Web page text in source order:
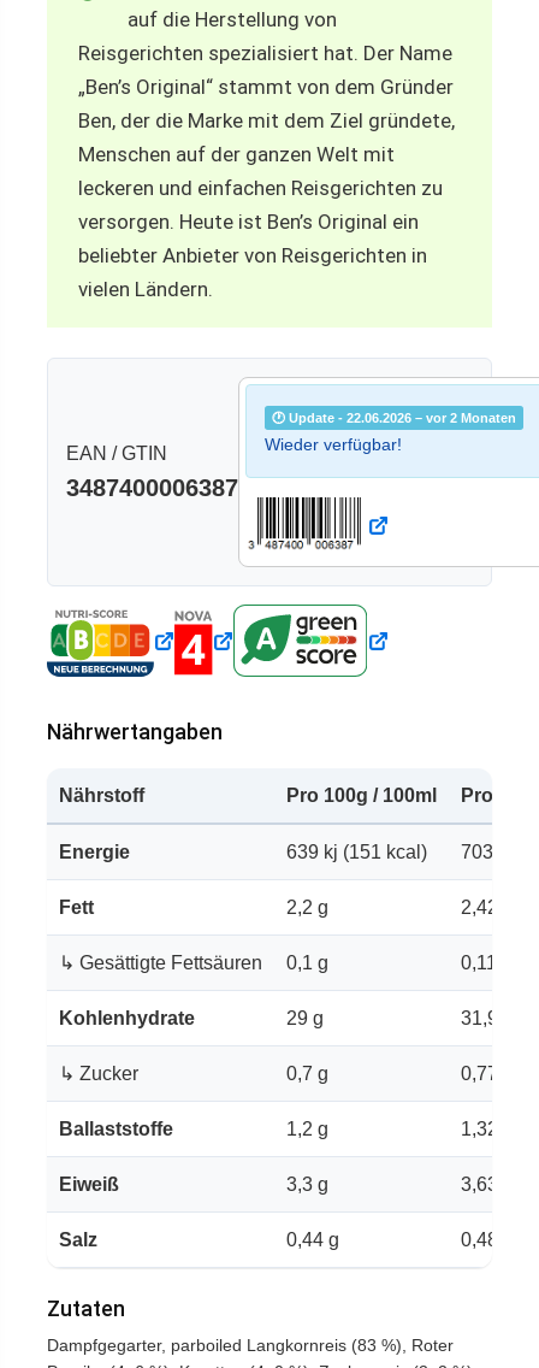
auf die Herstellung von
Reisgerichten spezialisiert hat. Der Name
„Ben’s Original“ stammt von dem Gründer
Ben, der die Marke mit dem Ziel gründete,
Menschen auf der ganzen Welt mit
leckeren und einfachen Reisgerichten zu
versorgen. Heute ist Ben’s Original ein
beliebter Anbieter von Reisgerichten in
vielen Ländern.
EAN / GTIN
3487400006387
🕐 Update - 22.06.2026 – vor 2 Monaten
Wieder verfügbar!
Nährwertangaben
Nährstoff Pro 100g / 100ml Pro
Energie 639 kj (151 kcal) 703 kj
Fett 2,2 g 2,42 g
↳ Gesättigte Fettsäuren 0,1 g 0,11 g
Kohlenhydrate 29 g 31,9 g
↳ Zucker 0,7 g 0,77 g
Ballaststoffe 1,2 g 1,32 g
Eiweiß 3,3 g 3,63 g
Salz 0,44 g 0,484 g
Zutaten
Dampfgegarter, parboiled Langkornreis (83 %), Roter